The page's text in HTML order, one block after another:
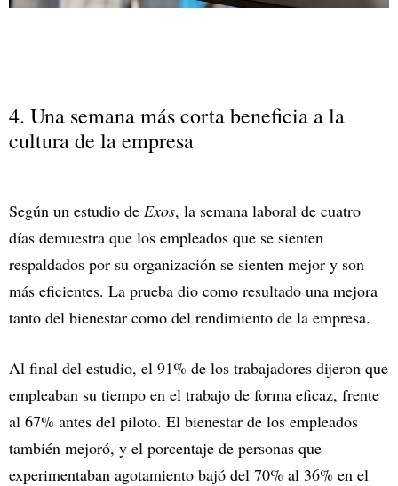
4. Una semana más corta beneficia a la
cultura de la empresa
Según un estudio de Exos, la semana laboral de cuatro
días demuestra que los empleados que se sienten
respaldados por su organización se sienten mejor y son
más eficientes. La prueba dio como resultado una mejora
tanto del bienestar como del rendimiento de la empresa.
Al final del estudio, el 91% de los trabajadores dijeron que
empleaban su tiempo en el trabajo de forma eficaz, frente
al 67% antes del piloto. El bienestar de los empleados
también mejoró, y el porcentaje de personas que
experimentaban agotamiento bajó del 70% al 36% en el